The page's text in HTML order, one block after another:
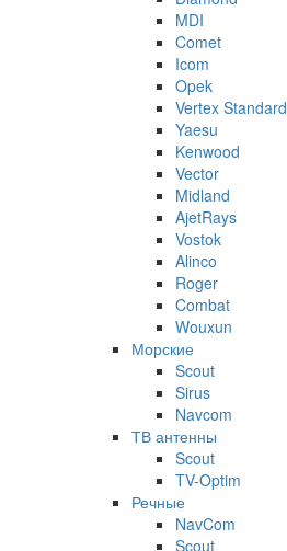
MDI
Comet
Icom
Opek
Vertex Standard
Yaesu
Kenwood
Vector
Midland
AjetRays
Vostok
Alinco
Roger
Combat
Wouxun
Морские
Scout
Sirus
Navcom
ТВ антенны
Scout
TV-Optim
Речные
NavCom
Scout